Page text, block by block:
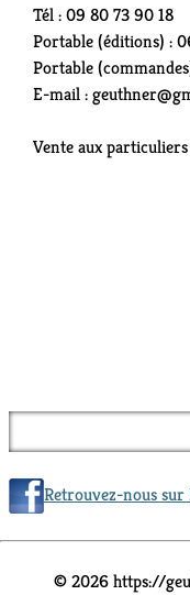
Tél : 09 80 73 90 18
Portable (éditions) :
Portable
E-mail :
Vente aux
Retrouvez-nous sur
© 2026 https://